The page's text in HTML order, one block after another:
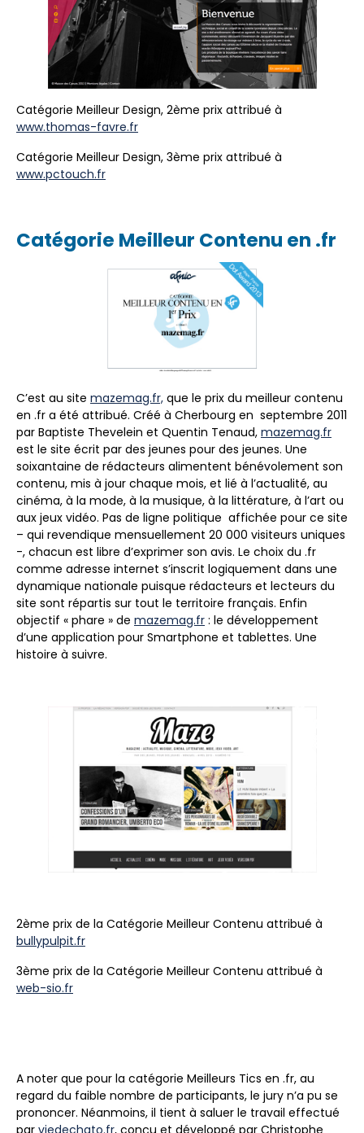
Catégorie Meilleur Design, 2ème prix attribué à
www.thomas-favre.fr
Catégorie Meilleur Design, 3ème prix attribué à
www.pctouch.fr
Catégorie Meilleur Contenu en .fr
C’est au site mazemag.fr, que le prix du meilleur contenu
en .fr a été attribué. Créé à Cherbourg en septembre 2011
par Baptiste Thevelein et Quentin Tenaud, mazemag.fr
est le site écrit par des jeunes pour des jeunes. Une
soixantaine de rédacteurs alimentent bénévolement son
contenu, mis à jour chaque mois, et lié à l’actualité, au
cinéma, à la mode, à la musique, à la littérature, à l’art ou
aux jeux vidéo. Pas de ligne politique affichée pour ce site
– qui revendique mensuellement 20 000 visiteurs uniques
-, chacun est libre d’exprimer son avis. Le choix du .fr
comme adresse internet s’inscrit logiquement dans une
dynamique nationale puisque rédacteurs et lecteurs du
site sont répartis sur tout le territoire français. Enfin
objectif « phare » de mazemag.fr : le développement
d’une application pour Smartphone et tablettes. Une
histoire à suivre.
2ème prix de la Catégorie Meilleur Contenu attribué à
bullypulpit.fr
3ème prix de la Catégorie Meilleur Contenu attribué à
web-sio.fr
A noter que pour la catégorie Meilleurs Tics en .fr, au
regard du faible nombre de participants, le jury n’a pu se
prononcer. Néanmoins, il tient à saluer le travail effectué
par viedechato.fr, conçu et développé par Christophe